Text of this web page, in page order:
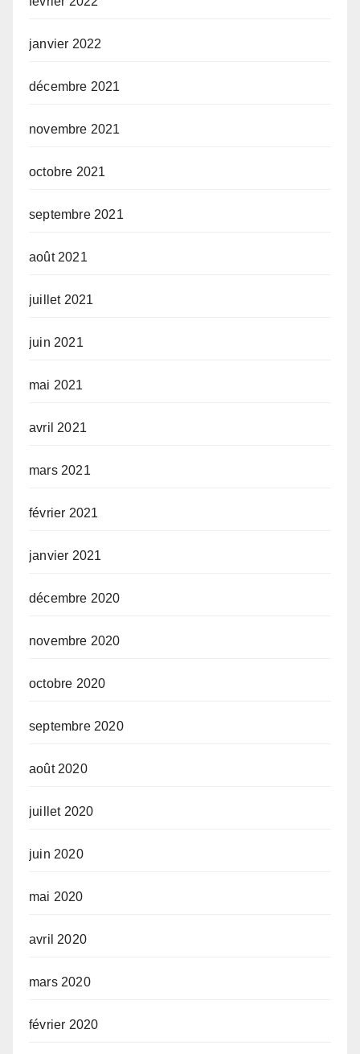
janvier 2022
décembre 2021
novembre 2021
octobre 2021
septembre 2021
août 2021
juillet 2021
juin 2021
mai 2021
avril 2021
mars 2021
février 2021
janvier 2021
décembre 2020
novembre 2020
octobre 2020
septembre 2020
août 2020
juillet 2020
juin 2020
mai 2020
avril 2020
mars 2020
février 2020